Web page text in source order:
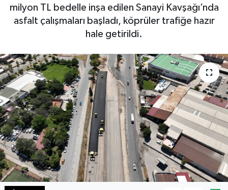
milyon TL bedelle inşa edilen Sanayi Kavşağı’nda
asfalt çalışmaları başladı, köprüler trafiğe hazır
hale getirildi.
Güncel
Haberde İnsan
Kültür Sanat
Magazin
Manşet Altı
Manşetler
Resmi İlan
Haber Arşivi